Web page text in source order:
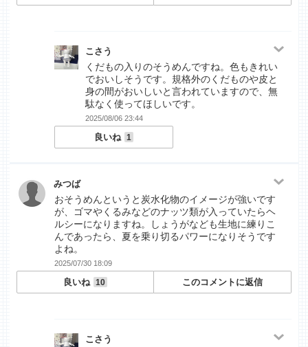
こさう
くだもの入りのそうめんですね。色もきれい
でおいしそうです。規格外のくだものや皮と
身の間がおいしいと言われていますので、無
駄なく使ってほしいです。
2025/08/06 23:44
良いね 1
みつば
おそうめんというと炭水化物のイメージが強いです
が、ゴマやくるみなどのナッツ類が入っていたらヘ
ルシーになりますね。しょうがなども生地に練りこ
んであったら、夏を乗り切るパワーになりそうです
よね。
2025/07/30 18:09
良いね 10 このコメントに返信
こさう